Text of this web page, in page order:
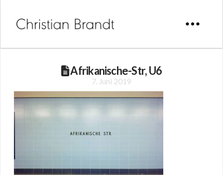
Afrikanische-Str, U6
7. Juni 2019